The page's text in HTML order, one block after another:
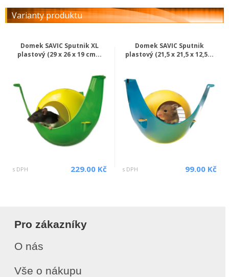
Varianty produktu
Domek SAVIC Sputnik XL
plastový (29 x 26 x 19 cm...
s DPH 229.00 Kč
Domek SAVIC Sputnik
plastový (21,5 x 21,5 x 12,5...
s DPH 99.00 Kč
Pro zákazníky
O nás
Vše o nákupu